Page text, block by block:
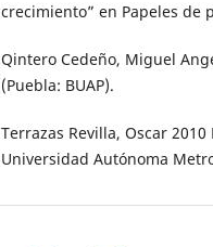
crecimiento” en Papeles de
Qintero Cedeño, Miguel
(Puebla: BUAP).
Terrazas Revilla, Oscar
Universidad Autónoma